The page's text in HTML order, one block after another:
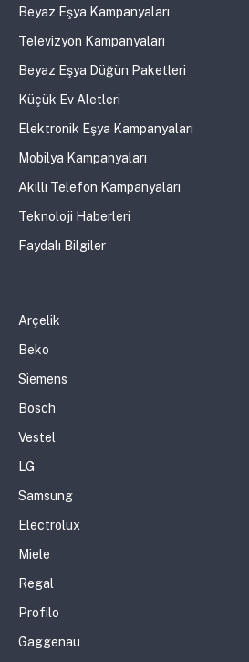
Beyaz Eşya Kampanyaları
Televizyon Kampanyaları
Beyaz Eşya Düğün Paketleri
Küçük Ev Aletleri
Elektronik Eşya Kampanyaları
Mobilya Kampanyaları
Akıllı Telefon Kampanyaları
Teknoloji Haberleri
Faydalı Bilgiler
Arçelik
Beko
Siemens
Bosch
Vestel
LG
Samsung
Electrolux
Miele
Regal
Profilo
Gaggenau